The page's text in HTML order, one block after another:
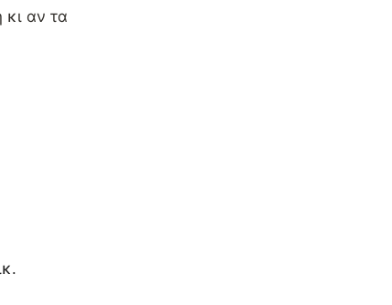
κι αν τα